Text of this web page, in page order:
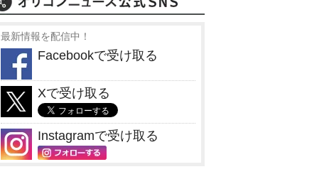
最新情報を配信中！
Facebookで受け取る
Xで受け取る
Instagramで受け取る